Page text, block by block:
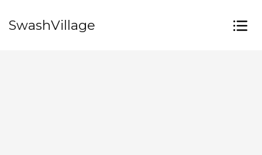
SwashVillage